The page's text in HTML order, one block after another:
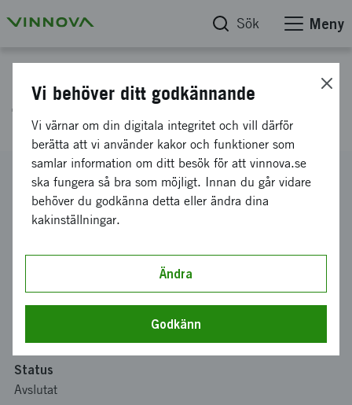
Sök Meny
Textilt återbrukscentrum
Diarienummer
2022-01058
Koordinator
879 754 kronor
juni 2022-juni 2024
Status
Avslutat
Vi behöver ditt godkännande
Vi värnar om din digitala integritet och vill därför
berätta att vi använder kakor och funktioner som
samlar information om ditt besök för att vinnova.se
ska fungera så bra som möjligt. Innan du går vidare
behöver du godkänna detta eller ändra dina
kakinställningar.
Ändra
Godkänn